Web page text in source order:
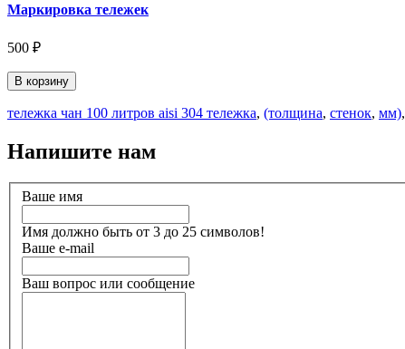
Маркировка тележек
500 ₽
В корзину
тележка чан 100 литров aisi 304 тележка, (толщина, стенок, мм),
Напишите нам
Ваше имя
Имя должно быть от 3 до 25 символов!
Ваше e-mail
Ваш вопрос или сообщение